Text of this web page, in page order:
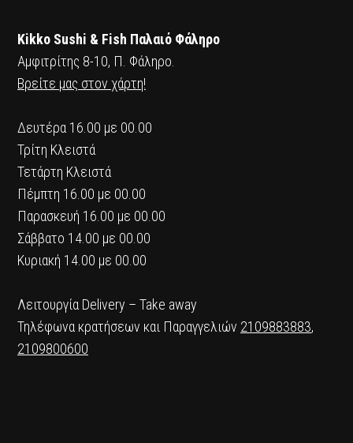
Kikko Sushi & Fish Παλαιό Φάληρο
Αμφιτρίτης 8-10, Π. Φάληρο.
Βρείτε μας στον χάρτη!
Δευτέρα 16.00 με 00.00
Τρίτη Κλειστά
Τετάρτη Κλειστά
Πέμπτη 16.00 με 00.00
Παρασκευή 16.00 με 00.00
Σάββατο 14.00 με 00.00
Κυριακή 14.00 με 00.00
Λειτουργία Delivery – Take away
Τηλέφωνα κρατήσεων και Παραγγελιών 2109883883,
2109800600